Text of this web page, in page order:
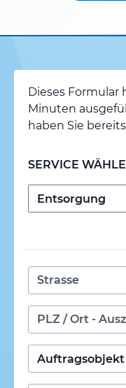
Dieses Formular
Minuten
haben Sie
SERVICE